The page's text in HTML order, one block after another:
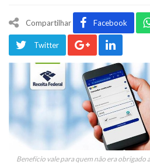
Compartilhar Facebook
Twitter
Benefício vale para quem não era obrigado